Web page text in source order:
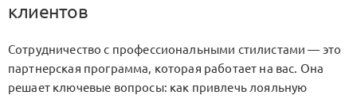
клиентов
Сотрудничество с профессиональными стилистами — это
партнерская программа, которая работает на вас. Она
решает ключевые вопросы: как привлечь лояльную